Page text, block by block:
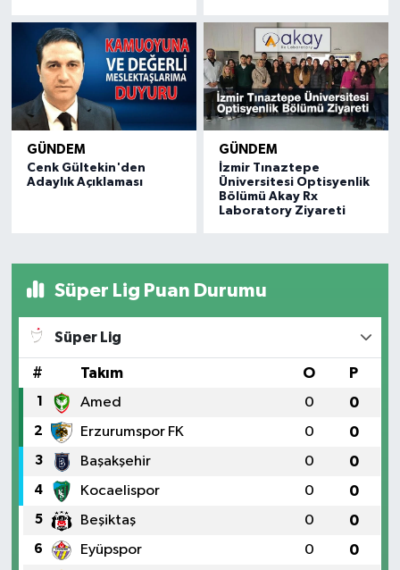
GÜNDEM
Cenk Gültekin'den
Adaylık Açıklaması
GÜNDEM
İzmir Tınaztepe
Üniversitesi Optisyenlik
Bölümü Akay Rx
Laboratory Ziyareti
Süper Lig Puan Durumu
Süper Lig
# Takım O P
1 Amed 0 0
2 Erzurumspor FK 0 0
3 Başakşehir 0 0
4 Kocaelispor 0 0
5 Beşiktaş 0 0
6 Eyüpspor 0 0